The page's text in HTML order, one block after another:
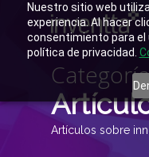
Nuestro sitio web
experiencia. Al hacer
consentimiento para el
política de privacidad.
content
Categoría
Artículos sobre